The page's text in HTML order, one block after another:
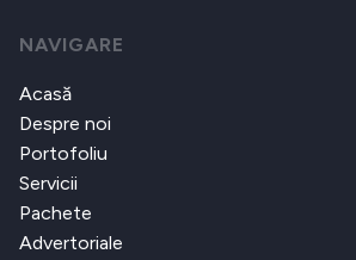
NAVIGARE
Acasă
Despre noi
Portofoliu
Servicii
Pachete
Advertoriale